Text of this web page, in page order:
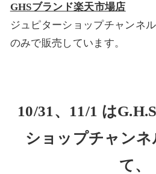
GHSブランド楽天市場店
ジュピターショップチャンネ
のみで販売しています。
10/31、11/1 は
ショップチャンネ
て、